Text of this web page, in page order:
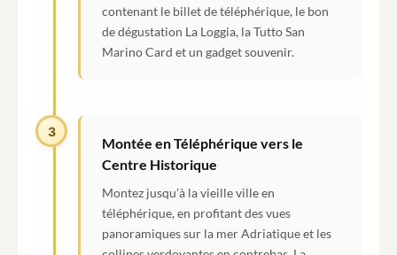
contenant le billet de téléphérique, le bon
de dégustation La Loggia, la Tutto San
Marino Card et un gadget souvenir.
3
Montée en Téléphérique vers le
Centre Historique
Montez jusqu'à la vieille ville en
téléphérique, en profitant des vues
panoramiques sur la mer Adriatique et les